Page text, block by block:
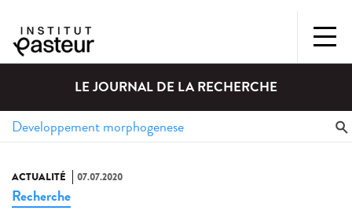
LE JOURNAL DE LA RECHERCHE
ACTUALITÉ 07.07.2020
Recherche